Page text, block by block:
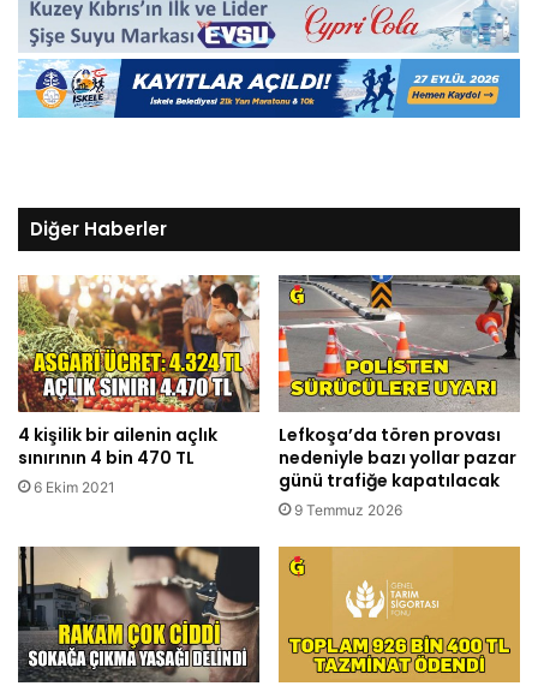
Diğer Haberler
4 kişilik bir ailenin açlık
sınırının 4 bin 470 TL
6 Ekim 2021
Lefkoşa’da tören provası
nedeniyle bazı yollar pazar
günü trafiğe kapatılacak
9 Temmuz 2026